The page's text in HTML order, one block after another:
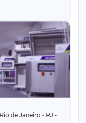
de Janeiro - RJ -